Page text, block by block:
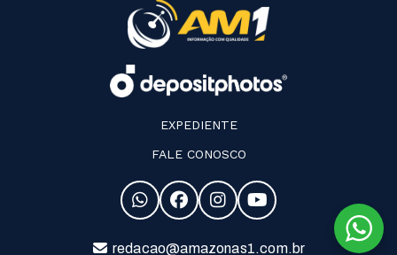
EXPEDIENTE
FALE CONOSCO
redacao@amazonas1.com.br